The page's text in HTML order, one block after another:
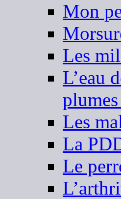
Mon
Les
L’eau
Les
La
Le